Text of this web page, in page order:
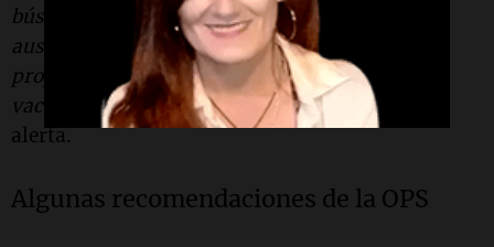
búsqueda activa de casos para documentar la
ausencia de casos de sarampión y rubéola, y
proporcionar información y servicios de
vacunación a los viajeros", señaló la OPS en la
alerta.
Algunas recomendaciones de la OPS